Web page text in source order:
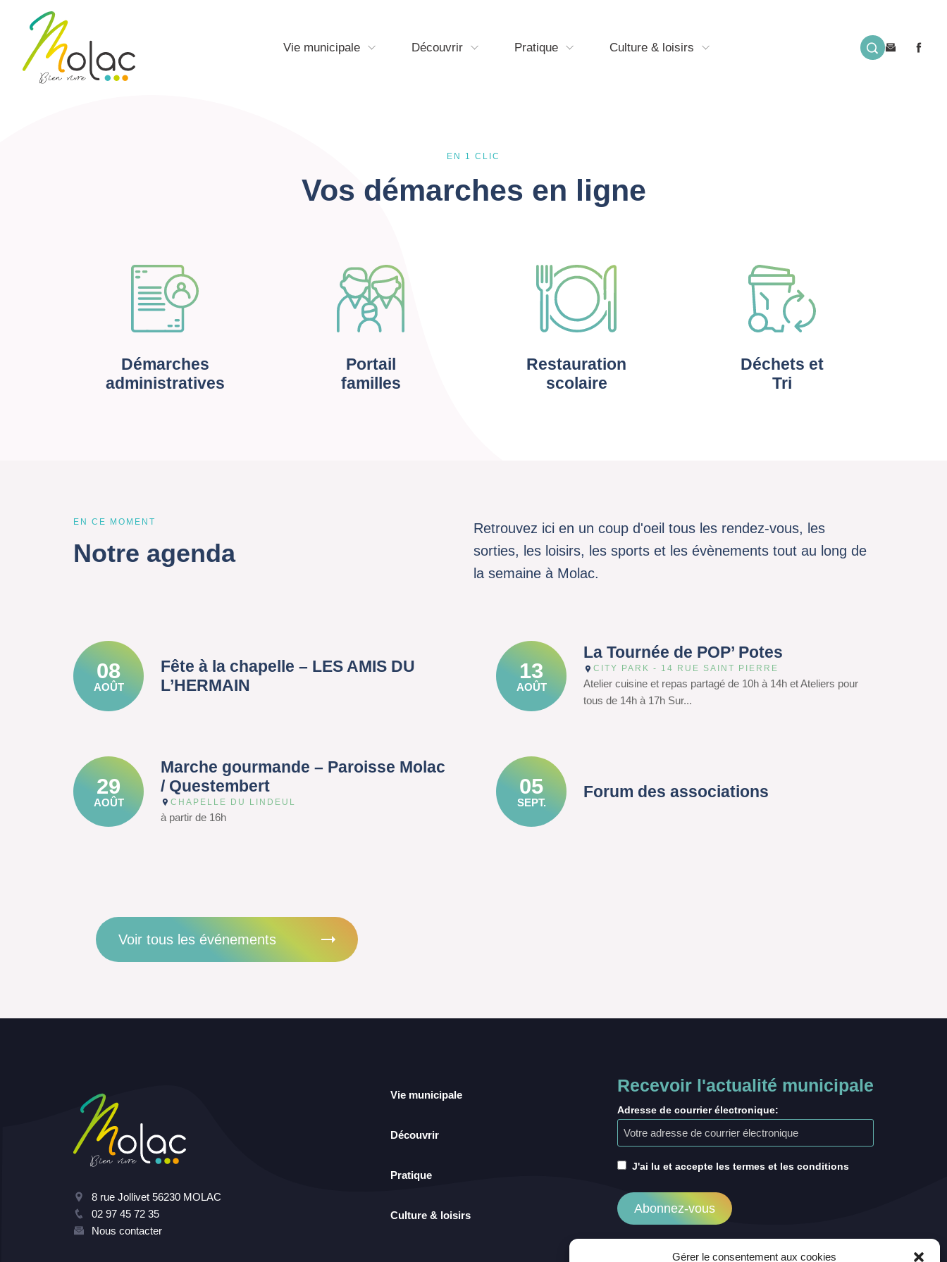
Gérer le consentement aux cookies
Vie municipale Découvrir Pratique Culture & loisirs
EN 1 CLIC
Vos démarches en ligne
Démarches
administratives
Portail
familles
Restauration
scolaire
Déchets et
Tri
EN CE MOMENT
Notre agenda
Retrouvez ici en un coup d'oeil tous les rendez-vous, les
sorties, les loisirs, les sports et les évènements tout au long de
la semaine à Molac.
08
AOÛT
Fête à la chapelle – LES AMIS DU
L’HERMAIN
13
AOÛT
La Tournée de POP’ Potes
CITY PARK - 14 RUE SAINT PIERRE
Atelier cuisine et repas partagé de 10h à 14h et Ateliers pour
tous de 14h à 17h Sur...
29
AOÛT
Marche gourmande – Paroisse Molac
/ Questembert
CHAPELLE DU LINDEUL
à partir de 16h
05
SEPT.
Forum des associations
Voir tous les événements
8 rue Jollivet 56230 MOLAC
02 97 45 72 35
Nous contacter
Vie municipale
Découvrir
Pratique
Culture & loisirs
Recevoir l'actualité municipale
Adresse de courrier électronique:
J'ai lu et accepte les termes et les conditions